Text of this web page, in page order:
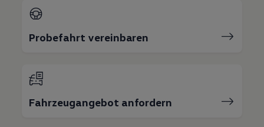
Probefahrt vereinbaren
Fahrzeugangebot anfordern